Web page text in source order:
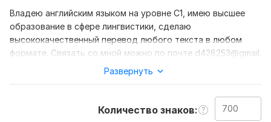
Владею английским языком на уровне С1, имею высшее
образование в сфере лингвистики, сделаю
высококачественный перевод любого текста в любом
формате. Связать со мной можно по почте d428253@gmail.
com и через телеграм @swaydex, а также на данной
Ожидаю от вас текст, в любом формате, также уточнение
Развернуть
Количество знаков